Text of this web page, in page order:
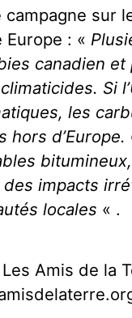
sur
: «
canadien et
Si
les
impacts
locales « .
Amis de la